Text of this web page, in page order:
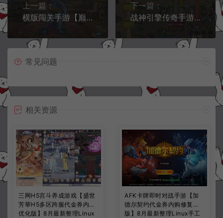
上一篇：
横版闯关手游【巅峰全明星阿拉德PK版】9月最新整理Linux手工服务端+WEB管理后台+GM授权后台+安卓苹果双端+详细搭建教程
下一篇：
战神引擎传奇手游【嗜血魅影合击版三职业】9月最新整理Win一键服务端+GM授权后台+安卓苹果双端+详细搭建教程+视频教程
常见问题
相关资源
三网H5宫斗养成游戏【盛世
芳華H5多区跨服代金券内购
优化版】8月最新整理Linux
AFK卡牌即时对战手游【加
德尔契约代金券内购修复
版】8月最新整理Linux手工